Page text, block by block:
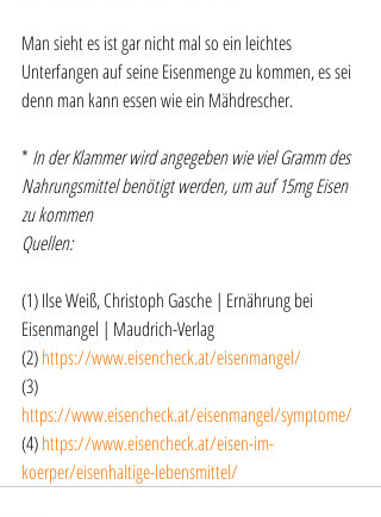
Man sieht es ist gar nicht mal so ein leichtes
Unterfangen auf seine Eisenmenge zu kommen, es sei
denn man kann essen wie ein Mähdrescher.
* In der Klammer wird angegeben wie viel Gramm des
Nahrungsmittel benötigt werden, um auf 15mg Eisen
zu kommen
Quellen:
(1) Ilse Weiß, Christoph Gasche | Ernährung bei
Eisenmangel | Maudrich-Verlag
(2) https://www.eisencheck.at/eisenmangel/
(3)
https://www.eisencheck.at/eisenmangel/symptome/
(4) https://www.eisencheck.at/eisen-im-
koerper/eisenhaltige-lebensmittel/